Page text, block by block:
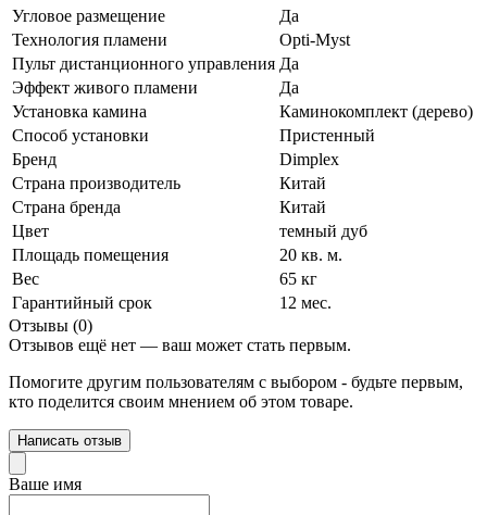
Угловое размещение
Да
Технология пламени
Opti-Myst
Пульт дистанционного управления Да
Эффект живого пламени
Да
Установка камина
Каминокомплект (дерево)
Способ установки
Пристенный
Бренд
Dimplex
Страна производитель
Китай
Страна бренда
Китай
Цвет
темный дуб
Площадь помещения
20 кв. м.
Вес
65 кг
Гарантийный срок
12 мес.
Отзывы (0)
Отзывов ещё нет — ваш может стать первым.
Помогите другим пользователям с выбором - будьте первым,
кто поделится своим мнением об этом товаре.
Написать отзыв
Ваше имя